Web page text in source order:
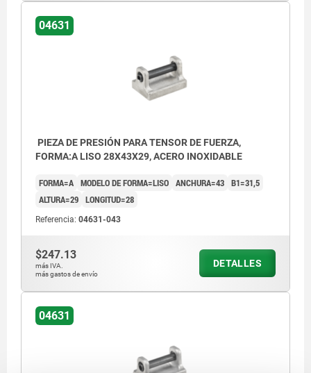
04631
PIEZA DE PRESIÓN PARA TENSOR DE FUERZA,
FORMA:A LISO 28X43X29, ACERO INOXIDABLE
FORMA=A MODELO DE FORMA=LISO ANCHURA=43 B1=31,5
ALTURA=29 LONGITUD=28
Referencia: 04631-043
$247.13
más IVA.
más gastos de envío
DETALLES
04631